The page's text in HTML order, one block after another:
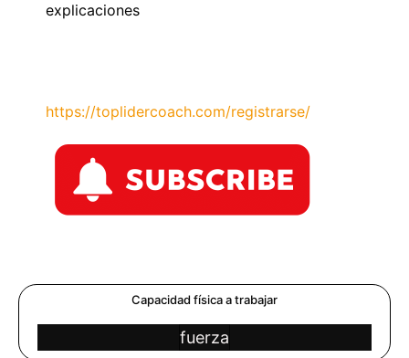
explicaciones
https://toplidercoach.com/registrarse/
Capacidad física a trabajar
fuerza